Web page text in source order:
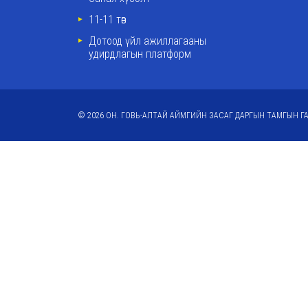
11-11 төв
Дотоод үйл ажиллагааны
удирдлагын платформ
© 2026 ОН. ГОВЬ-АЛТАЙ АЙМГИЙН ЗАСАГ ДАРГЫН ТАМГЫН